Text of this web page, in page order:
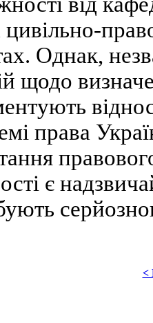
цивільно-
Однак,
щодо
права
є
<